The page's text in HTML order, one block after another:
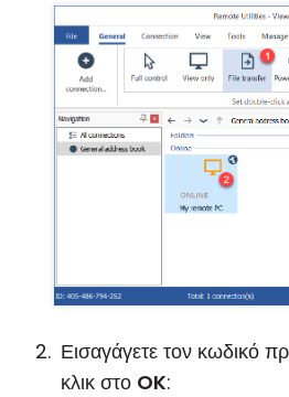
Εισαγάγετε τον κωδικό
κλικ στο OK: